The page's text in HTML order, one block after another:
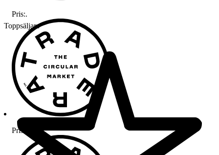
Toppsäljare
Pris:.
Pris: